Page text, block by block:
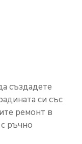
създадете
си със
ремонт в
ръчно